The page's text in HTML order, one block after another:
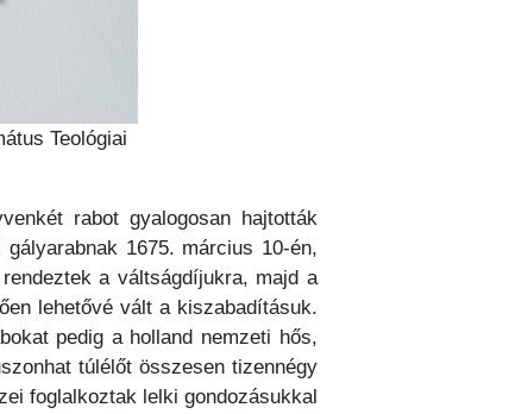
Teológiai
rabot gyalogosan hajtották
1675. március 10-én,
a váltságdíjukra, majd a
lehetővé vált a kiszabadításuk.
pedig a holland nemzeti hős,
túlélőt összesen tizennégy
foglalkoztak lelki gondozásukkal.